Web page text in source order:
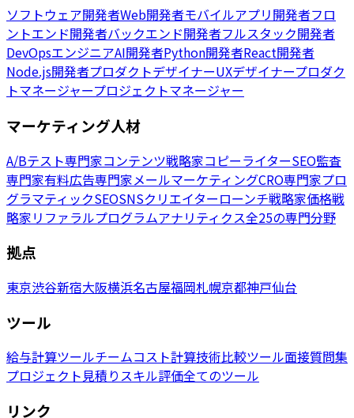
ソフトウェア開発者Web開発者モバイルアプリ開発者フロ
ントエンド開発者バックエンド開発者フルスタック開発者
DevOpsエンジニアAI開発者Python開発者React開発者
Node.js開発者プロダクトデザイナーUXデザイナープロダク
トマネージャープロジェクトマネージャー
マーケティング人材
A/Bテスト専門家コンテンツ戦略家コピーライターSEO監査
専門家有料広告専門家メールマーケティングCRO専門家プロ
グラマティックSEOSNSクリエイターローンチ戦略家価格戦
略家リファラルプログラムアナリティクス全25の専門分野
拠点
東京渋谷新宿大阪横浜名古屋福岡札幌京都神戸仙台
ツール
給与計算ツールチームコスト計算技術比較ツール面接質問集
プロジェクト見積りスキル評価全てのツール
リンク